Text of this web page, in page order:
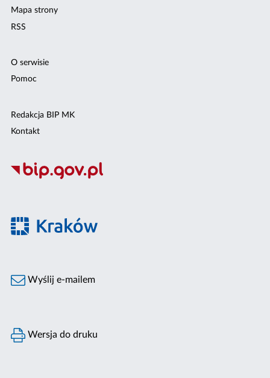
Mapa strony
RSS
O serwisie
Pomoc
Redakcja BIP MK
Kontakt
Wyślij e-mailem
Wersja do druku